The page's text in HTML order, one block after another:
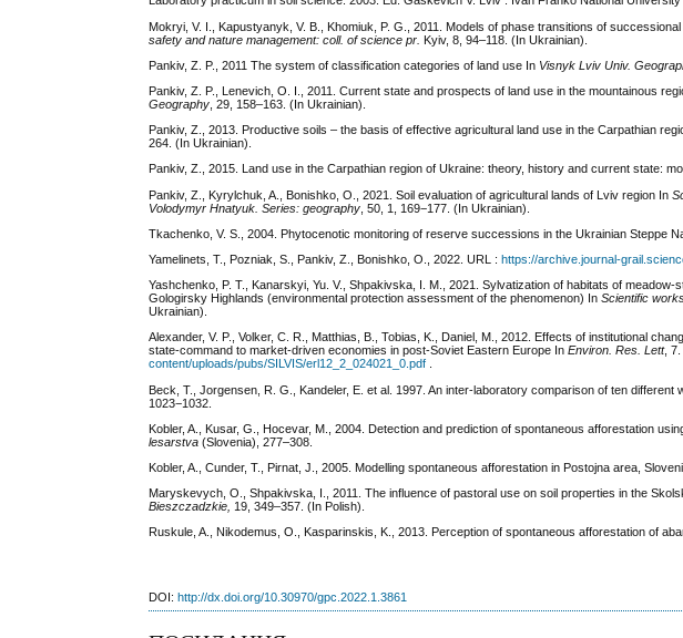
Mokryi, V. I., Kapustyanyk, V. B., Khomiuk, P. G., 2011. Models of phase transitions of
safety and nature management: coll. of science pr. Kyiv, 8, 94–118. (In Ukrainian).
Pankiv, Z. P., 2011 The system of classification categories of land use In Visnyk Lviv Univ.
Pankiv, Z. P., Lenevich, O. I., 2011. Current state and prospects of land use in the mountainous
Geography , 29, 158–163. (In Ukrainian).
Pankiv, Z., 2013. Productive soils – the basis of effective agricultural land use in the Carpathian
264. (In Ukrainian).
Pankiv, Z., 2015. Land use in the Carpathian region of Ukraine: theory, history and current state:
Pankiv, Z., Kyrylchuk, A., Bonishko, O., 2021. Soil evaluation of agricultural lands of Lviv region In
Volodymyr Hnatyuk. Series: geography , 50, 1, 169−177. (In Ukrainian).
Tkachenko, V. S., 2004. Phytocenotic monitoring of reserve successions in the Ukrainian Steppe
Yamelinets, T., Pozniak, S., Pankiv, Z., Bonishko, O., 2022. URL :https://archive.journal-
Yashchenko, P. T., Kanarskyi, Yu. V., Shpakivska, I. M., 2021. Sylvatization of habitats of
Gologirsky Highlands (environmental protection assessment of the phenomenon) InScientific
Ukrainian).
Alexander, V. P., Volker, C. R., Matthias, B., Tobias, K., Daniel, M., 2012. Effects of institutional
state-command to market-driven economies in post-Soviet Eastern Europe InEnviron. Res. Lett, 7.
content/uploads/pubs/SILVIS/erl12_2_024021_0.pdf
Beck, T., Jorgensen, R. G., Kandeler, Е. et al. 1997. An inter-laboratory comparison of ten
1023−1032.
Kobler, A., Kusar, G., Hocevar, M., 2004. Detection and prediction of spontaneous afforestation
lesarstva (Slovenia), 277‒308.
Kobler, A., Cunder, T., Pirnat, J., 2005. Modelling spontaneous afforestation in Postojna area,
Maryskevych, O., Shpakivska, І., 2011. The influence of pastoral use on soil properties in the
Bieszczadzkie 19, 349–357. (In Polish).
Ruskule, A., Nikodemus, O., Kasparinskis, K., 2013. Perception of spontaneous afforestation of
DOI: http://dx.doi.org/10.30970/gpc.2022.1.3861